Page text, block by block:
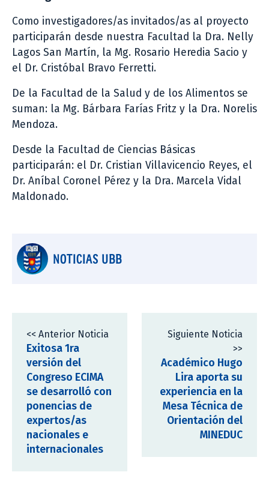
Como investigadores/as invitados/as al proyecto
participarán desde nuestra Facultad la Dra. Nelly
Lagos San Martín, la Mg. Rosario Heredia Sacio y
el Dr. Cristóbal Bravo Ferretti.
De la Facultad de la Salud y de los Alimentos se
suman: la Mg. Bárbara Farías Fritz y la Dra. Norelis
Mendoza.
Desde la Facultad de Ciencias Básicas
participarán: el Dr. Cristian Villavicencio Reyes, el
Dr. Aníbal Coronel Pérez y la Dra. Marcela Vidal
Maldonado.
NOTICIAS UBB
<< Anterior Noticia
Exitosa 1ra
versión del
Congreso ECIMA
se desarrolló con
ponencias de
expertos/as
nacionales e
internacionales
Siguiente Noticia
>>
Académico Hugo
Lira aporta su
experiencia en la
Mesa Técnica de
Orientación del
MINEDUC